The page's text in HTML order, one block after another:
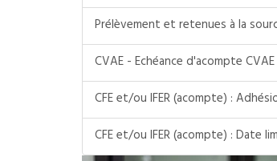
Prélèvement et retenues à la
CVAE - Echéance d'acompte
CFE et/ou IFER (acompte) :
CFE et/ou IFER (acompte) : Date